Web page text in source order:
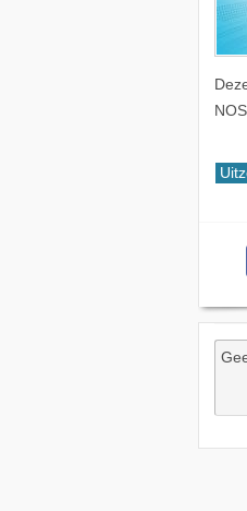
NOS.